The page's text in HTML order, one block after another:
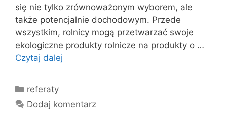
się nie tylko zrównoważonym wyborem, ale
także potencjalnie dochodowym. Przede
wszystkim, rolnicy mogą przetwarzać swoje
ekologiczne produkty rolnicze na produkty o …
Czytaj dalej
Kategorie
referaty
Dodaj komentarz